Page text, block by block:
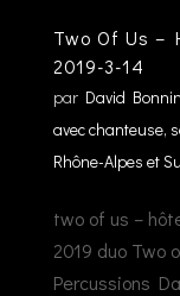
Two Of Us –
2019-3-14
par David Bonnin
avec chanteuse,
Rhône-Alpes et
two of us –
2019 duo Two
Percussions